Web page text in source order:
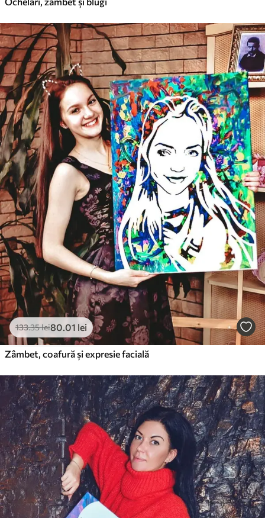
✓Material ecologic
133.35lei80.01 lei
Zâmbet, coafură și expresie facială